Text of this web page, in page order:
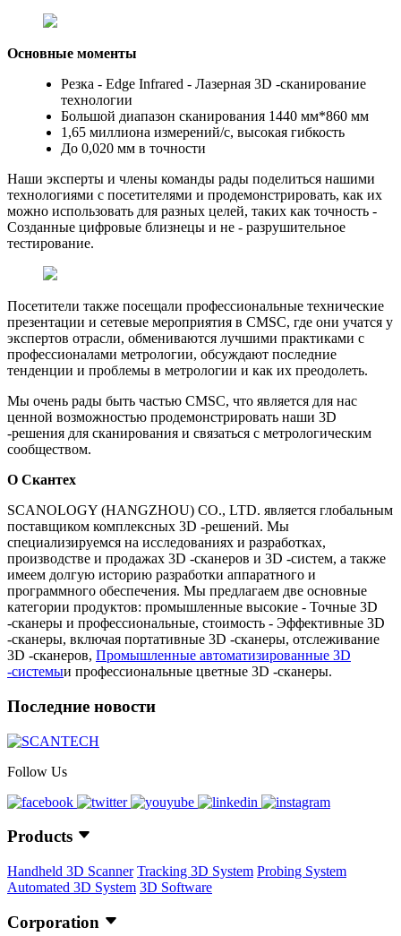
Основные моменты
Резка - Edge Infrared - Лазерная 3D -сканирование
технологии
Большой диапазон сканирования 1440 мм*860 мм
1,65 миллиона измерений/с, высокая гибкость
До 0,020 мм в точности
Наши эксперты и члены команды рады поделиться нашими
технологиями с посетителями и продемонстрировать, как их
можно использовать для разных целей, таких как точность -
Созданные цифровые близнецы и не - разрушительное
тестирование.
Посетители также посещали профессиональные технические
презентации и сетевые мероприятия в CMSC, где они учатся у
экспертов отрасли, обмениваются лучшими практиками с
профессионалами метрологии, обсуждают последние
тенденции и проблемы в метрологии и как их преодолеть.
Мы очень рады быть частью CMSC, что является для нас
ценной возможностью продемонстрировать наши 3D
-решения для сканирования и связаться с метрологическим
сообществом.
О Скантех
SCANOLOGY (HANGZHOU) CO., LTD. является глобальным
поставщиком комплексных 3D -решений. Мы
специализируемся на исследованиях и разработках,
производстве и продажах 3D -сканеров и 3D -систем, а также
имеем долгую историю разработки аппаратного и
программного обеспечения. Мы предлагаем две основные
категории продуктов: промышленные высокие - Точные 3D
-сканеры и профессиональные, стоимость - Эффективные 3D
-сканеры, включая портативные 3D -сканеры, отслеживание
3D -сканеров, Промышленные автоматизированные 3D
-системыи профессиональные цветные 3D -сканеры.
Последние новости
Follow Us
Products
Handheld 3D Scanner Tracking 3D System Probing System
Automated 3D System 3D Software
Corporation